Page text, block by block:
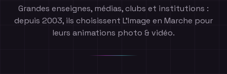
Grandes enseignes, médias, clubs et institutions :
depuis 2003, ils choisissent L'Image en Marche pour
leurs animations photo & vidéo.